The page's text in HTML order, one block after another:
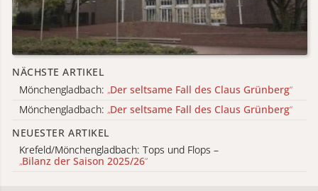
NÄCHSTE ARTIKEL
Mönchengladbach: „Der seltsame Fall des Claus Grünberg“
Mönchengladbach: „Der seltsame Fall des Claus Grünberg“
NEUESTER ARTIKEL
Krefeld/Mönchengladbach: Tops und Flops –
„Bilanz der Saison 2025/26“